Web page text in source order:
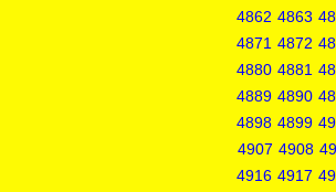
4862 4863
4871 4872
4880 4881
4889 4890
4898 4899
4907 4908
4916 4917